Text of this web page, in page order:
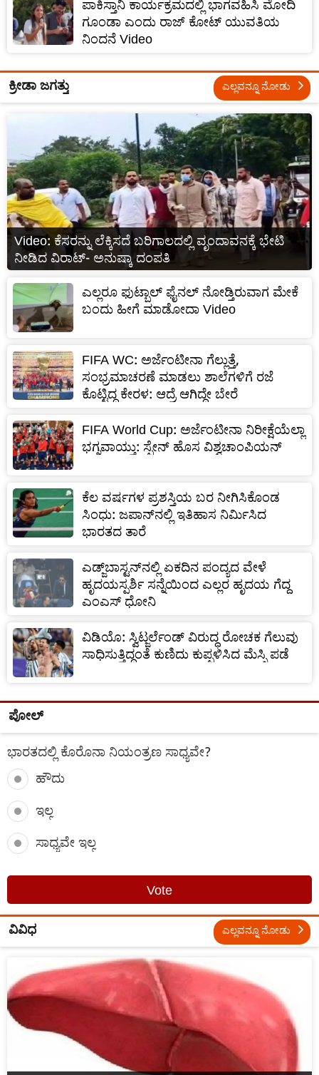
ಪಾಕಿಸ್ತಾನಿ ಕಾರ್ಯಕ್ರಮದಲ್ಲಿ ಭಾಗವಹಿಸಿ ಮೋದಿ
ಗೂಂಡಾ ಎಂದು ರಾಜ್ ಕೋಟ್ ಯುವತಿಯ
ನಿಂದನೆ Video
ಕ್ರೀಡಾ ಜಗತ್ತು ಎಲ್ಲವನ್ನೂ ನೋಡು
Video: ಕೆಸರನ್ನು ಲೆಕ್ಕಿಸದೆ ಬರಿಗಾಲದಲ್ಲಿ ವೃಂದಾವನಕ್ಕೆ ಭೇಟಿ
ನೀಡಿದ ವಿರಾಟ್‌- ಅನುಷ್ಕಾ ದಂಪತಿ
ಎಲ್ಲರೂ ಫುಟ್ಬಾಲ್ ಫೈನಲ್ ನೋಡ್ತಿರುವಾಗ ಮೇಕೆ
ಬಂದು ಹೀಗೆ ಮಾಡೋದಾ Video
FIFA WC: ಅರ್ಜೆಂಟೀನಾ ಗೆಲ್ಲುತ್ತೆ,
ಸಂಭ್ರಮಾಚರಣೆ ಮಾಡಲು ಶಾಲೆಗಳಿಗೆ ರಜೆ
ಕೊಟ್ಟಿದ್ದ ಕೇರಳ: ಆದ್ರೆ ಆಗಿದ್ದೇ ಬೇರೆ
FIFA World Cup: ಅರ್ಜೆಂಟೀನಾ ನಿರೀಕ್ಷೆಯೆಲ್ಲಾ
ಭಗ್ನವಾಯ್ತು: ಸ್ಪೇನ್ ಹೊಸ ವಿಶ್ವಚಾಂಪಿಯನ್
ಕೆಲ ವರ್ಷಗಳ ಪ್ರಶಸ್ತಿಯ ಬರ ನೀಗಿಸಿಕೊಂಡ
ಸಿಂಧು: ಜಪಾನ್‌ನಲ್ಲಿ ಇತಿಹಾಸ ನಿರ್ಮಿಸಿದ
ಭಾರತದ ತಾರೆ
ಎಡ್ಜ್‌ಬಾಸ್ಟನ್‌ನಲ್ಲಿ ಏಕದಿನ ಪಂದ್ಯದ ವೇಳೆ
ಹೃದಯಸ್ಪರ್ಶಿ ಸನ್ನೆಯಿಂದ ಎಲ್ಲರ ಹೃದಯ ಗೆದ್ದ
ಎಂಎಸ್ ಧೋನಿ
ವಿಡಿಯೊ: ಸ್ವಿಟ್ಜರ್ಲೆಂಡ್ ವಿರುದ್ಧ ರೋಚಕ ಗೆಲುವು
ಸಾಧಿಸುತ್ತಿದ್ದಂತೆ ಕುಣಿದು ಕುಪ್ಪಳಿಸಿದ ಮೆಸ್ಸಿ ಪಡೆ
ಪೋಲ್
ಭಾರತದಲ್ಲಿ ಕೊರೊನಾ ನಿಯಂತ್ರಣ ಸಾಧ್ಯವೇ?
ಹೌದು
ಇಲ್ಲ
ಸಾಧ್ಯವೇ ಇಲ್ಲ
Vote
ವಿವಿಧ ಎಲ್ಲವನ್ನೂ ನೋಡು